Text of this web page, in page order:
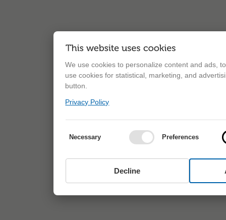
We use cookies to personalize content and ads,
use cookies for statistical, marketing, and
button.
Privacy Policy
Necessary Preferences
Decline